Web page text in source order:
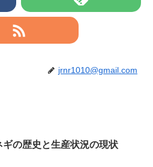
jrnr1010@gmail.com
ギの歴史と生産状況の現状